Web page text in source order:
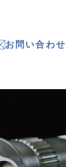
お問い合わせ